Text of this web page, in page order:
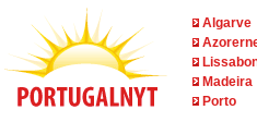
Algarve
Madeira
Porto